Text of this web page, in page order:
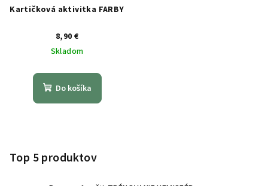
Kartičková aktivitka FARBY
8,90 €
Skladom
Do košíka
Top 5 produktov